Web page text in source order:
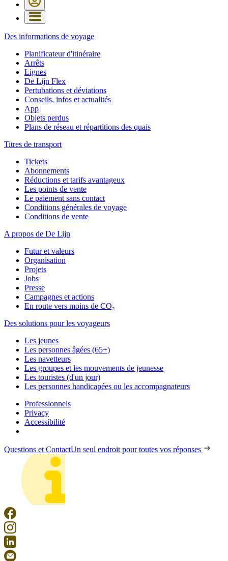
Des informations de voyage
Planificateur d'itinéraire
Arrêts
Lignes
De Lijn Flex
Pertubations et déviations
Conseils, infos et actualités
App
Objets perdus
Plans de réseau et répartitions des quais
Titres de transport
Tickets
Abonnements
Réductions et tarifs avantageux
Les points de vente
Le paiement sans contact
Conditions générales de voyage
Conditions de vente
A propos de De Lijn
Futur et valeurs
Organisation
Projets
Jobs
Presse
Campagnes et actions
En route vers moins de CO₂
Des solutions pour les voyageurs
Les jeunes
Les personnes âgées (65+)
Les navetteurs
Les groupes et les mouvements de jeunesse
Les touristes (d'un jour)
Les personnes handicapées ou les accompagnateurs
Professionnels
Privacy
Accessibilité
Questions et ContactUn seul endroit pour toutes vos réponses